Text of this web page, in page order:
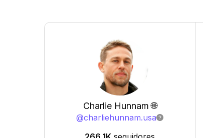
Charlie Hunnam 🌐
@charliehunnam.usa